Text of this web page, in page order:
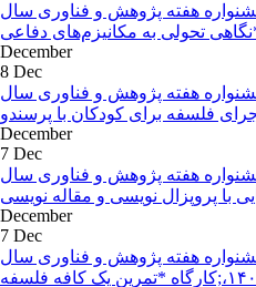
هفته پژوهش و فناوری سال
December
8 Dec
هفته پژوهش و فناوری سال
December
7 Dec
هفته پژوهش و فناوری سال
December
7 Dec
هفته پژوهش و فناوری سال